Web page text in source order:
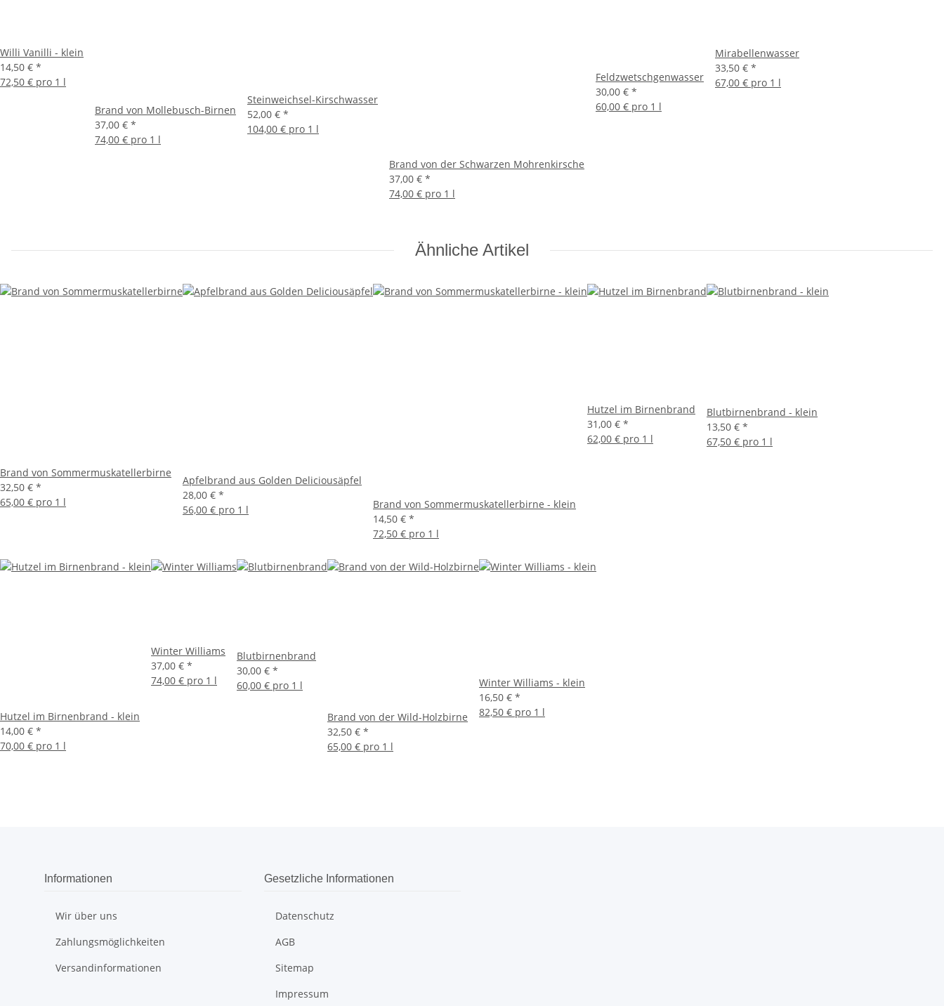
Willi Vanilli - klein
14,50 € *
72,50 € pro 1 l
Brand von Mollebusch-Birnen
37,00 € *
74,00 € pro 1 l
Steinweichsel-Kirschwasser
52,00 € *
104,00 € pro 1 l
Brand von der Schwarzen Mohrenkirsche
37,00 € *
74,00 € pro 1 l
Feldzwetschgenwasser
30,00 € *
60,00 € pro 1 l
Mirabellenwasser
33,50 € *
67,00 € pro 1 l
Ähnliche Artikel
Brand von Sommermuskatellerbirne
32,50 € *
65,00 € pro 1 l
Apfelbrand aus Golden Deliciousäpfel
28,00 € *
56,00 € pro 1 l
Brand von Sommermuskatellerbirne - klein
14,50 € *
72,50 € pro 1 l
Hutzel im Birnenbrand
31,00 € *
62,00 € pro 1 l
Blutbirnenbrand - klein
13,50 € *
67,50 € pro 1 l
Hutzel im Birnenbrand - klein
14,00 € *
70,00 € pro 1 l
Winter Williams
37,00 € *
74,00 € pro 1 l
Blutbirnenbrand
30,00 € *
60,00 € pro 1 l
Brand von der Wild-Holzbirne
32,50 € *
65,00 € pro 1 l
Winter Williams - klein
16,50 € *
82,50 € pro 1 l
Informationen
Wir über uns
Zahlungsmöglichkeiten
Versandinformationen
Gesetzliche Informationen
Datenschutz
AGB
Sitemap
Impressum